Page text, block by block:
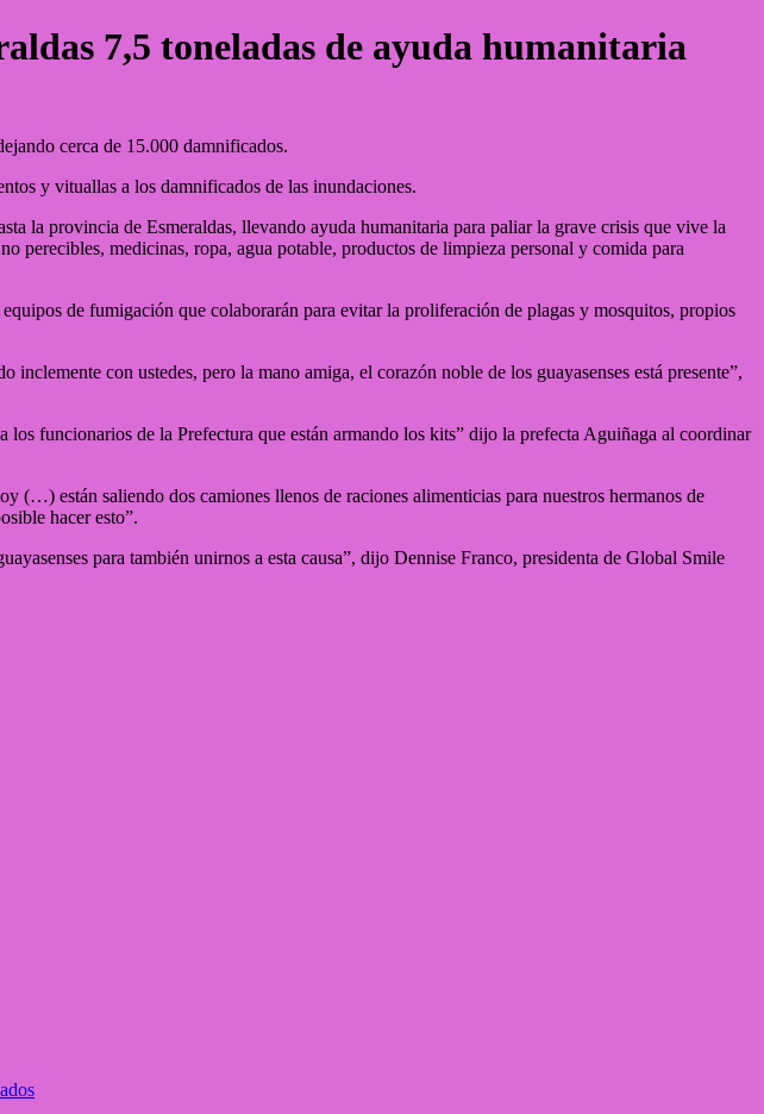
7,5 toneladas de ayuda humanitaria
cerca de 15.000 damnificados.
y vituallas a los damnificados de las inundaciones.
la provincia de Esmeraldas, llevando ayuda humanitaria para paliar la grave crisis que vive la
perecibles, medicinas, ropa, agua potable, productos de limpieza personal y comida para
de fumigación que colaborarán para evitar la proliferación de plagas y mosquitos, propios
con ustedes, pero la mano amiga, el corazón noble de los guayasenses está presente”,
funcionarios de la Prefectura que están armando los kits” dijo la prefecta Aguiñaga al coordinar
(…) están saliendo dos camiones llenos de raciones alimenticias para nuestros hermanos de
hacer esto”.
para también unirnos a esta causa”, dijo Dennise Franco, presidenta de Global Smile